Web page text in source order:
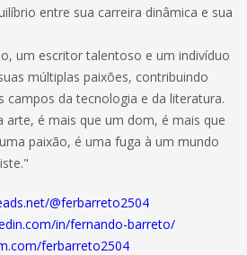
entre sua carreira dinâmica e sua
um escritor talentoso e um indivíduo
múltiplas paixões, contribuindo
campos da tecnologia e da literatura.
arte, é mais que um dom, é mais que
paixão, é uma fuga à um mundo
@ferbarreto2504
in/fernando-barreto/
ferbarreto2504